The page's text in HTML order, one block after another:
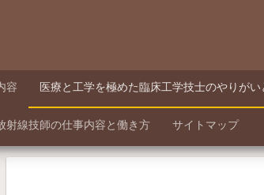
容 医療と工学を極めた臨床工学技士のやりがい
射線技師の仕事内容と働き方 サイトマップ